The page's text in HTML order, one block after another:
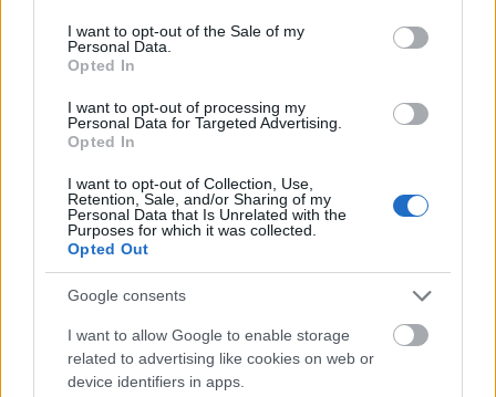
consent section.
I want to opt-out of the Sale of my
Personal Data.
Opted In
I want to opt-out of processing my
Personal Data for Targeted Advertising.
Opted In
I want to opt-out of Collection, Use,
Retention, Sale, and/or Sharing of my
Personal Data that Is Unrelated with the
Purposes for which it was collected.
Opted Out
Google consents
I want to allow Google to enable storage
related to advertising like cookies on web or
device identifiers in apps.
Elkészült a Liszt Ferenc repülőtér közelében lévő
logisztikai bázis út- és közműhálózatának fejlesztése
Komplex infrastruktúra-rendszert épített a Colas Alterra Zrt. a
Liszt Ferenc Nemzetközi Repülőtér közelében. A VGP Park
csapadékvíz-elvezető rendszerek, az út- és külső elektromos
hálózat kiépítés a legújabb, logisztikai csarnok kiszolgálását
szolgálja.
Egyetlen, fél évszázados vezetéken